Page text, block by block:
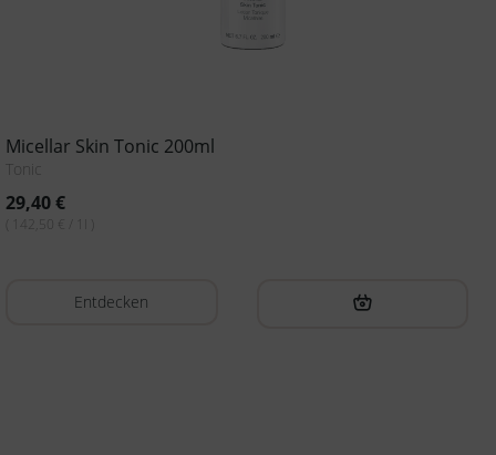
Micellar Skin Tonic 200ml
Tonic
29,40€
( 142,50 € / 1l )
Entdecken